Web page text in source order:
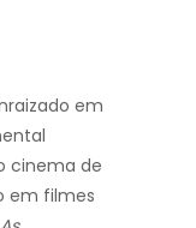
em
cinema de
em filmes